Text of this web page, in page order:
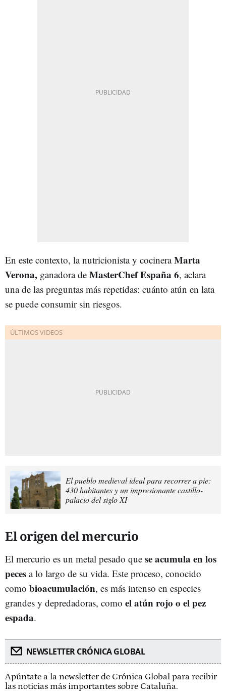
En este contexto, la nutricionista y cocineraMarta
Verona, ganadora de MasterChef España 6, aclara
una de las preguntas más repetidas: cuánto atún en lata
se puede consumir sin riesgos.
El pueblo medieval ideal para recorrer a pie:
430 habitantes y un impresionante castillo-
palacio del siglo XI
El origen del mercurio
El mercurio es un metal pesado que se acumula en los
peces a lo largo de su vida. Este proceso, conocido
como bioacumulación, es más intenso en especies
grandes y depredadoras, como el atún rojo o el pez
espada.
NEWSLETTER CRÓNICA GLOBAL
Apúntate a la newsletter de Crónica Global para recibir
las noticias más importantes sobre Cataluña.